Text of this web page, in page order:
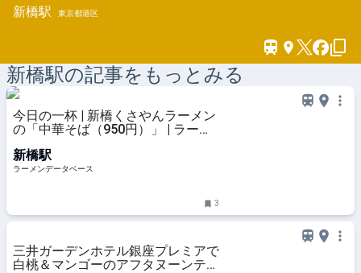
新橋駅 東京都港区
新橋駅の記事をもっとみる
今日の一杯 | 新橋くさやんラーメン
の「中華そば（950円）」 | ラーメ
新橋駅
ラーメンデータベース
3
三井ガーデンホテル銀座プレミアで
白桃＆マンゴーのアフタヌーンティ